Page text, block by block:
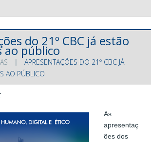
do 21º CBC já estão
ao público
APRESENTAÇÕES DO 21º CBC JÁ
AO PÚBLICO
As
apresentaç
ões dos